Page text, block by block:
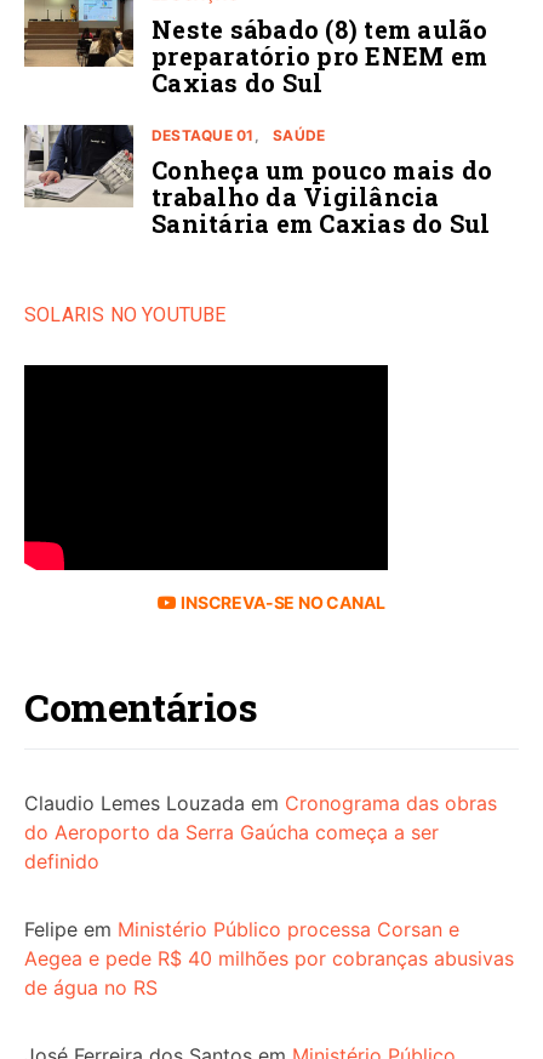
Neste sábado (8) tem aulão
preparatório pro ENEM em
Caxias do Sul
DESTAQUE 01 SAÚDE
Conheça um pouco mais do
trabalho da Vigilância
Sanitária em Caxias do Sul
SOLARIS NO YOUTUBE
INSCREVA-SE NO CANAL
Comentários
Claudio Lemes Louzada em Cronograma das obras
do Aeroporto da Serra Gaúcha começa a ser
definido
Felipe em Ministério Público processa Corsan e
Aegea e pede R$ 40 milhões por cobranças abusivas
de água no RS